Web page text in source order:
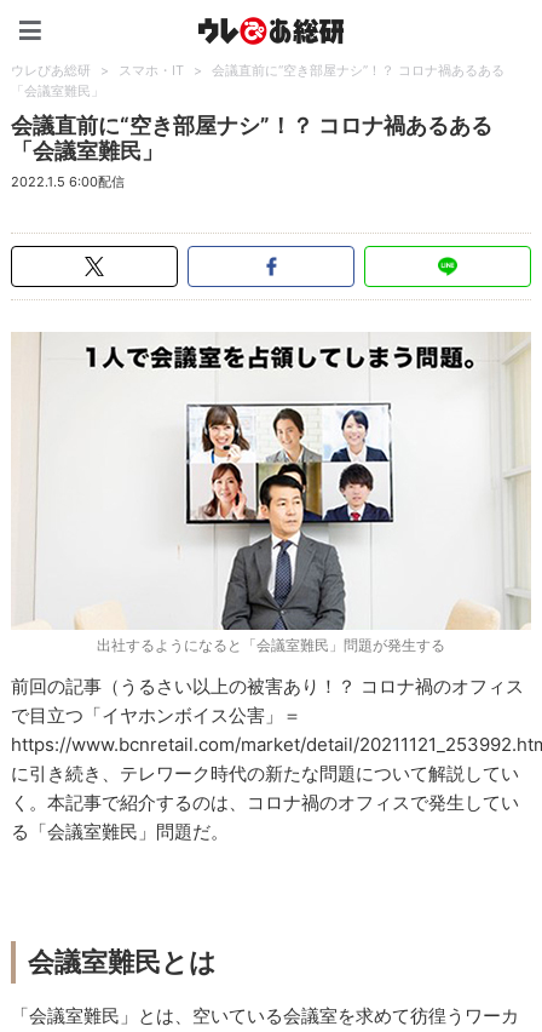
ウレぴあ総研 > スマホ・IT >
会議直前に“空き部屋ナシ”！？ コロナ禍あるある
「会議室難民」
会議直前に“空き部屋ナシ”！？ コロナ禍あるある
「会議室難民」
2022.1.5 6:00配信
出社するようになると「会議室難民」問題が発生する
前回の記事（うるさい以上の被害あり！？ コロナ禍のオフィス
で目立つ「イヤホンボイス公害」＝
https://www.bcnretail.com/market/detail/
に引き続き、テレワーク時代の新たな問題について解説してい
く。本記事で紹介するのは、コロナ禍のオフィスで発生してい
る「会議室難民」問題だ。
会議室難民とは
「会議室難民」とは、空いている会議室を求めて彷徨うワーカ